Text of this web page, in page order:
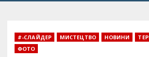
#-СЛАЙДЕР МИСТЕЦТВО НОВИНИ
ФОТО